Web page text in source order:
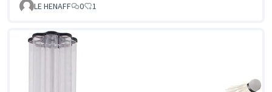
LE HENAFF
0 1